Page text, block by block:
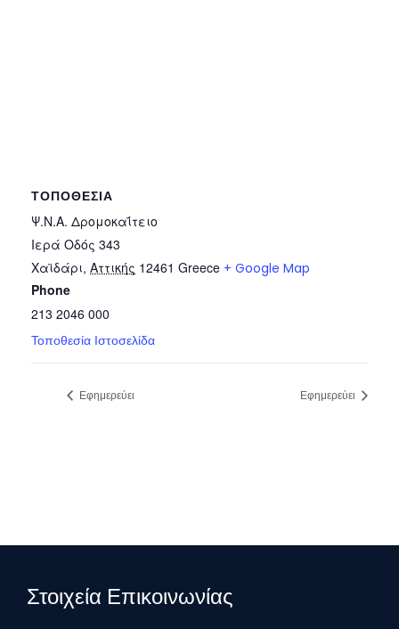
ΤΟΠΟΘΕΣΊΑ
Ψ.Ν.Α. Δρομοκαΐτειο
Ιερά Οδός 343
Χαϊδάρι, Αττικής 12461 Greece + Google Map
Phone
213 2046 000
Τοποθεσία Ιστοσελίδα
Εφημερεύει Εφημερεύει
Στοιχεία Επικοινωνίας